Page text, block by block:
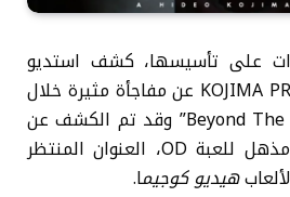
بمرور 10 سنوات على تأسيسها، كشف استديو
التطوير KOJIMA PRODUCTIONS عن مفاجأة مثيرة خلال
حدثها الخاص “Beyond The Strand” وقد تم الكشف عن
مقطع دعائي جديد ومذهل للعبة OD، العنوان المنتظر
هيديو كوجيما.